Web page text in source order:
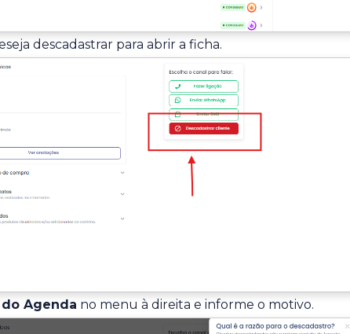
descadastrar para abrir a ficha.
Agenda no menu à direita e informe o motivo.